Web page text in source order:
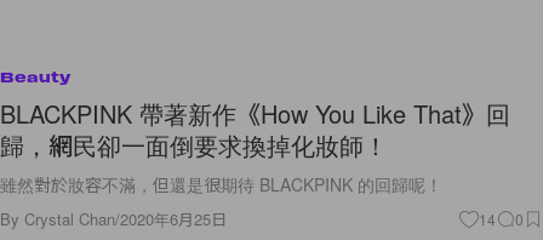
Beauty
BLACKPINK 帶著新作《How You Like That》回
歸，網民卻一面倒要求換掉化妝師！
雖然對於妝容不滿，但還是很期待 BLACKPINK 的回歸呢！
By Crystal Chan/2020年6月25日 14 0